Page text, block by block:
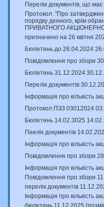
Перелік документів, що
Протокол ."Про
порядку денного, крім
ПРИВАТНОГО
призначено на 26 квітня
Бюлетень до 26.04.2024
Повідомлення про збори
Бюлетень 31.12.2024
Перелік документів
Інформація про кількість
Протокол ПЗЗ 03012024
Бюлетень 14.02.3025
Пеелік документів
Інформація про кількість
Повідомлення про збори
Інформація про кількість
Повідомлення про збори
перелік документів
Інформація про кількість
бюлетень 11.12.2025